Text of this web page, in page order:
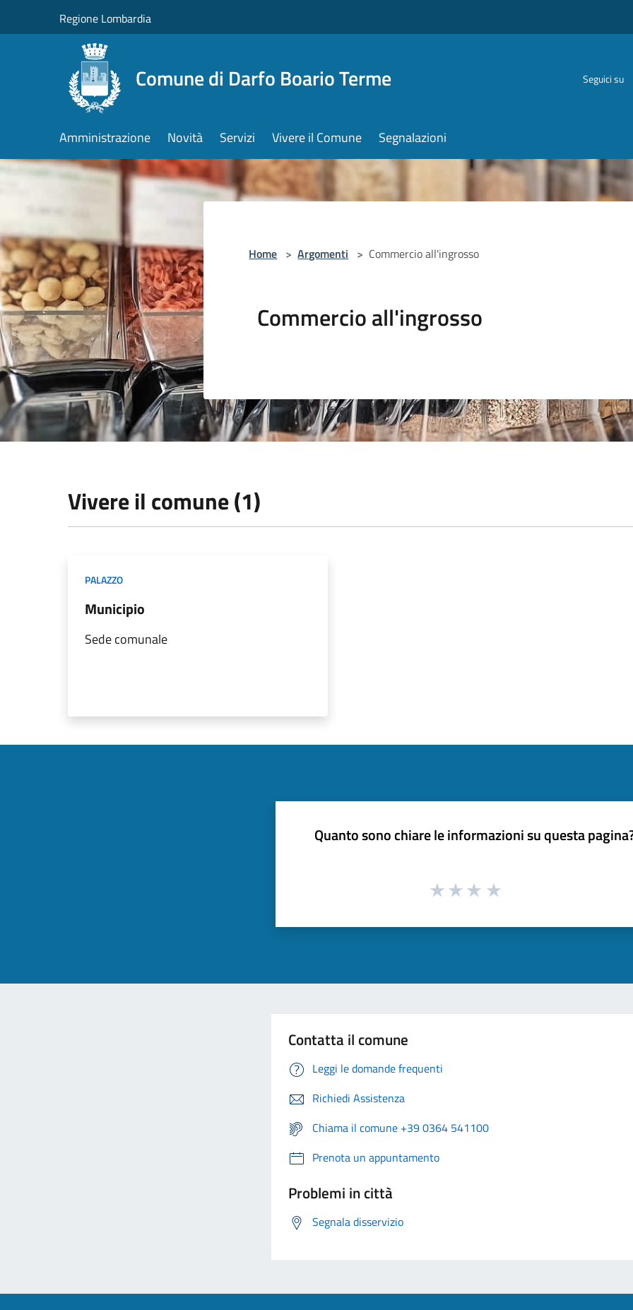
Regione Lombardia
Comune di Darfo Boario Terme Seguici su
Amministrazione Novità Servizi Vivere il Comune Segnalazioni
Home > Argomenti > Commercio all'ingrosso
Commercio all'ingrosso
Vivere il comune (1)
PALAZZO
Municipio
Sede comunale
Quanto sono chiare le informazioni su questa
Contatta il comune
Leggi le domande frequenti
Richiedi Assistenza
Chiama il comune +39 0364 541100
Prenota un appuntamento
Problemi in città
Segnala disservizio